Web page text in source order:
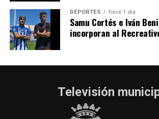
DEPORTES hace 1 día
Samu Cortés e Iván
incorporan al
Televisión